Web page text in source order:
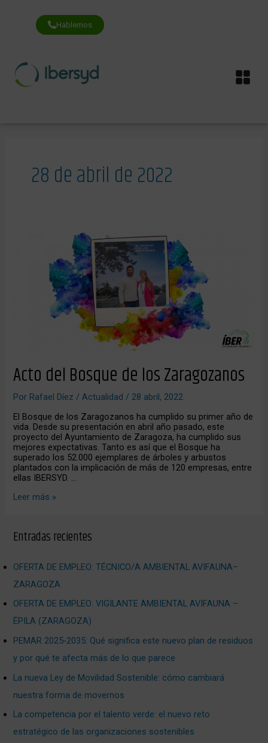
contenido
Hablemos
28 de abril de 2022
Acto del Bosque de los Zaragozanos
Por Rafael Díez/Actualidad / 28 abril, 2022
El Bosque de los Zaragozanos ha cumplido su primer año de
vida. Desde su presentación en abril año pasado, este
proyecto del Ayuntamiento de Zaragoza, ha cumplido sus
mejores expectativas. Tanto es así que el Bosque ha
superado los 52.000 ejemplares de árboles y arbustos
plantados con la implicación de más de 120 empresas, entre
ellas IBERSYD. …
Zaragozanos
Leer más »
Entradas recientes
OFERTA DE EMPLEO: TÉCNICO/A AMBIENTAL AVIFAUNA–
ZARAGOZA
OFERTA DE EMPLEO: VIGILANTE AMBIENTAL AVIFAUNA –
ÉPILA (ZARAGOZA)
PEMAR 2025‑2035: Qué significa este nuevo plan de residuos
y por qué te afecta más de lo que parece
La nueva Ley de Movilidad Sostenible: cómo cambiará
nuestra forma de movernos
La competencia por el talento verde: el nuevo reto
estratégico de las organizaciones sostenibles